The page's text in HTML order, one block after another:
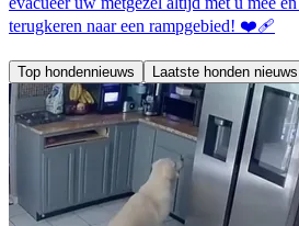
terugkeren naar een rampgebied! ❤️‍🩹
Top hondennieuws Laatste honden nieuws